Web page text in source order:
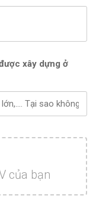
xây dựng ở
của bạn